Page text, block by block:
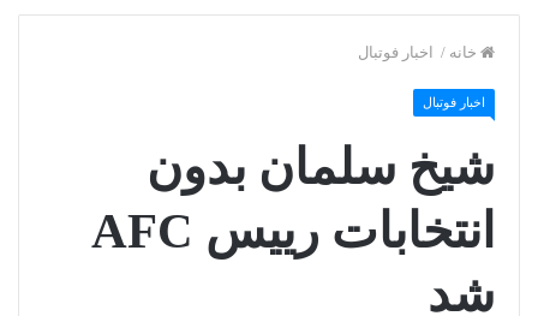
خانه / اخبار فوتبال
اخبار فوتبال
شیخ سلمان بدون
انتخابات رییس AFC
شد